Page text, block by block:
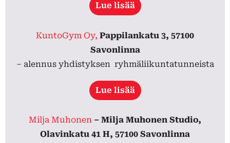
Lue lisää
KuntoGym Oy, Pappilankatu 3, 57100
Savonlinna
– alennus yhdistyksen ryhmäliikuntatunneista
Lue lisää
Milja Muhonen – Milja Muhonen Studio,
Olavinkatu 41 H, 57100 Savonlinna